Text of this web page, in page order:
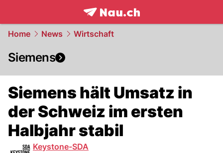
frontpage.NAU.ch
Home News Wirtschaft
Siemens
Siemens hält Umsatz in
der Schweiz im ersten
Halbjahr stabil
Keystone-SDA